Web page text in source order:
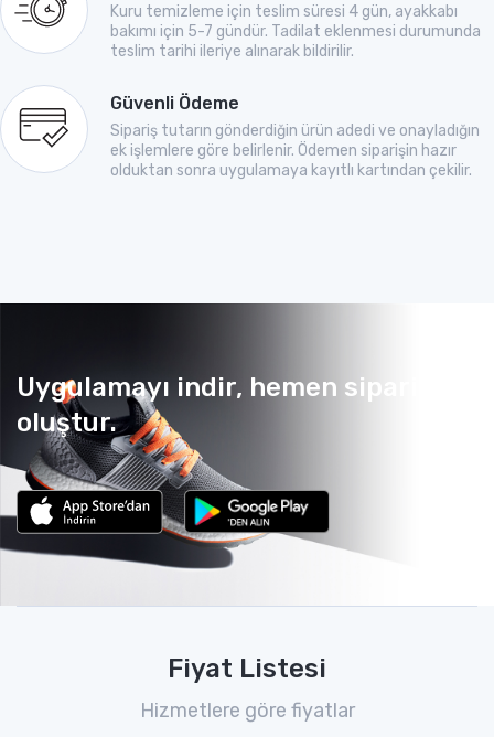
Kuru temizleme için teslim süresi 4 gün, ayakkabı
bakımı için 5-7 gündür. Tadilat eklenmesi durumunda
teslim tarihi ileriye alınarak bildirilir.
Güvenli Ödeme
Sipariş tutarın gönderdiğin ürün adedi ve onayladığın
ek işlemlere göre belirlenir. Ödemen siparişin hazır
olduktan sonra uygulamaya kayıtlı kartından çekilir.
Uygulamayı indir, hemen sipariş
oluştur.
Fiyat Listesi
Hizmetlere göre fiyatlar